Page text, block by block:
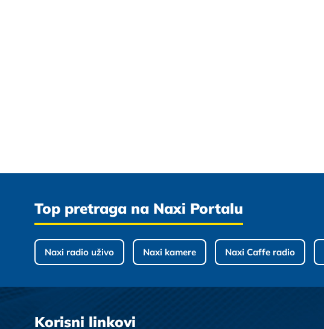
Top pretraga na Naxi Portalu
Naxi radio uživo Naxi kamere Naxi Caffe radio
Korisni linkovi